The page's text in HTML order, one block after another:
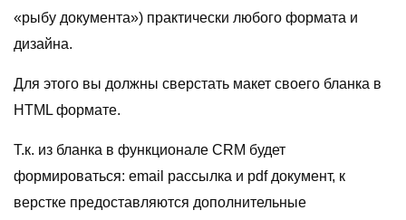
«рыбу документа») практически любого формата и
дизайна.
Для этого вы должны сверстать макет своего бланка в
HTML формате.
Т.к. из бланка в функционале CRM будет
формироваться: email рассылка и pdf документ, к
верстке предоставляются дополнительные